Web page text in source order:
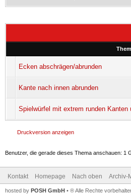
Ecken abschrägen/abrunden
Kante nach innen abrunden
Spielwürfel mit extrem runden Kanten
Druckversion anzeigen
Benutzer, die gerade dieses Thema anschauen: 1
Kontakt Homepage Nach oben Archiv-
hosted by POSH GmbH • ® Alle Rechte